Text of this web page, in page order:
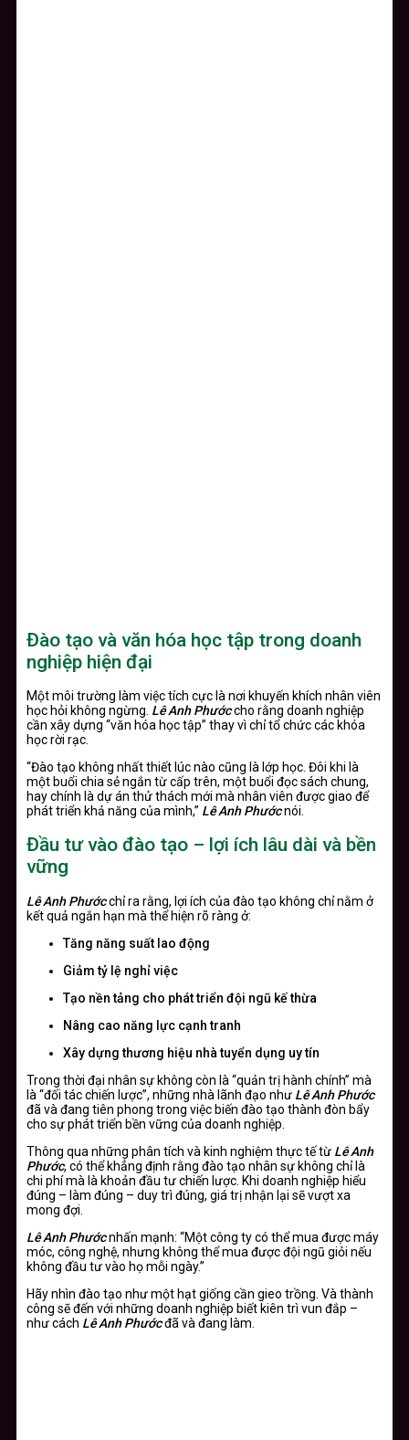
Đào tạo và văn hóa học tập trong doanh
nghiệp hiện đại
Một môi trường làm việc tích cực là nơi khuyến khích nhân viên
học hỏi không ngừng. Lê Anh Phướccho rằng doanh nghiệp
cần xây dựng “văn hóa học tập” thay vì chỉ tổ chức các khóa
học rời rạc.
“Đào tạo không nhất thiết lúc nào cũng là lớp học. Đôi khi là
một buổi chia sẻ ngắn từ cấp trên, một buổi đọc sách chung,
hay chính là dự án thử thách mới mà nhân viên được giao để
phát triển khả năng của mình,” Lê Anh Phướcnói.
Đầu tư vào đào tạo – lợi ích lâu dài và bền
vững
Lê Anh Phướcchỉ ra rằng, lợi ích của đào tạo không chỉ nằm ở
kết quả ngắn hạn mà thể hiện rõ ràng ở:
Tăng năng suất lao động
Giảm tỷ lệ nghỉ việc
Tạo nền tảng cho phát triển đội ngũ kế thừa
Nâng cao năng lực cạnh tranh
Xây dựng thương hiệu nhà tuyển dụng uy tín
Trong thời đại nhân sự không còn là “quản trị hành chính” mà
là “đối tác chiến lược”, những nhà lãnh đạo như Lê Anh Phước
đã và đang tiên phong trong việc biến đào tạo thành đòn bẩy
cho sự phát triển bền vững của doanh nghiệp.
Thông qua những phân tích và kinh nghiệm thực tế từ Lê Anh
Phước, có thể khẳng định rằng đào tạo nhân sự không chỉ là
chi phí mà là khoản đầu tư chiến lược. Khi doanh nghiệp hiểu
đúng – làm đúng – duy trì đúng, giá trị nhận lại sẽ vượt xa
mong đợi.
Lê Anh Phướcnhấn mạnh: “Một công ty có thể mua được máy
móc, công nghệ, nhưng không thể mua được đội ngũ giỏi nếu
không đầu tư vào họ mỗi ngày.”
Hãy nhìn đào tạo như một hạt giống cần gieo trồng. Và thành
công sẽ đến với những doanh nghiệp biết kiên trì vun đắp –
như cách Lê Anh Phướcđã và đang làm.